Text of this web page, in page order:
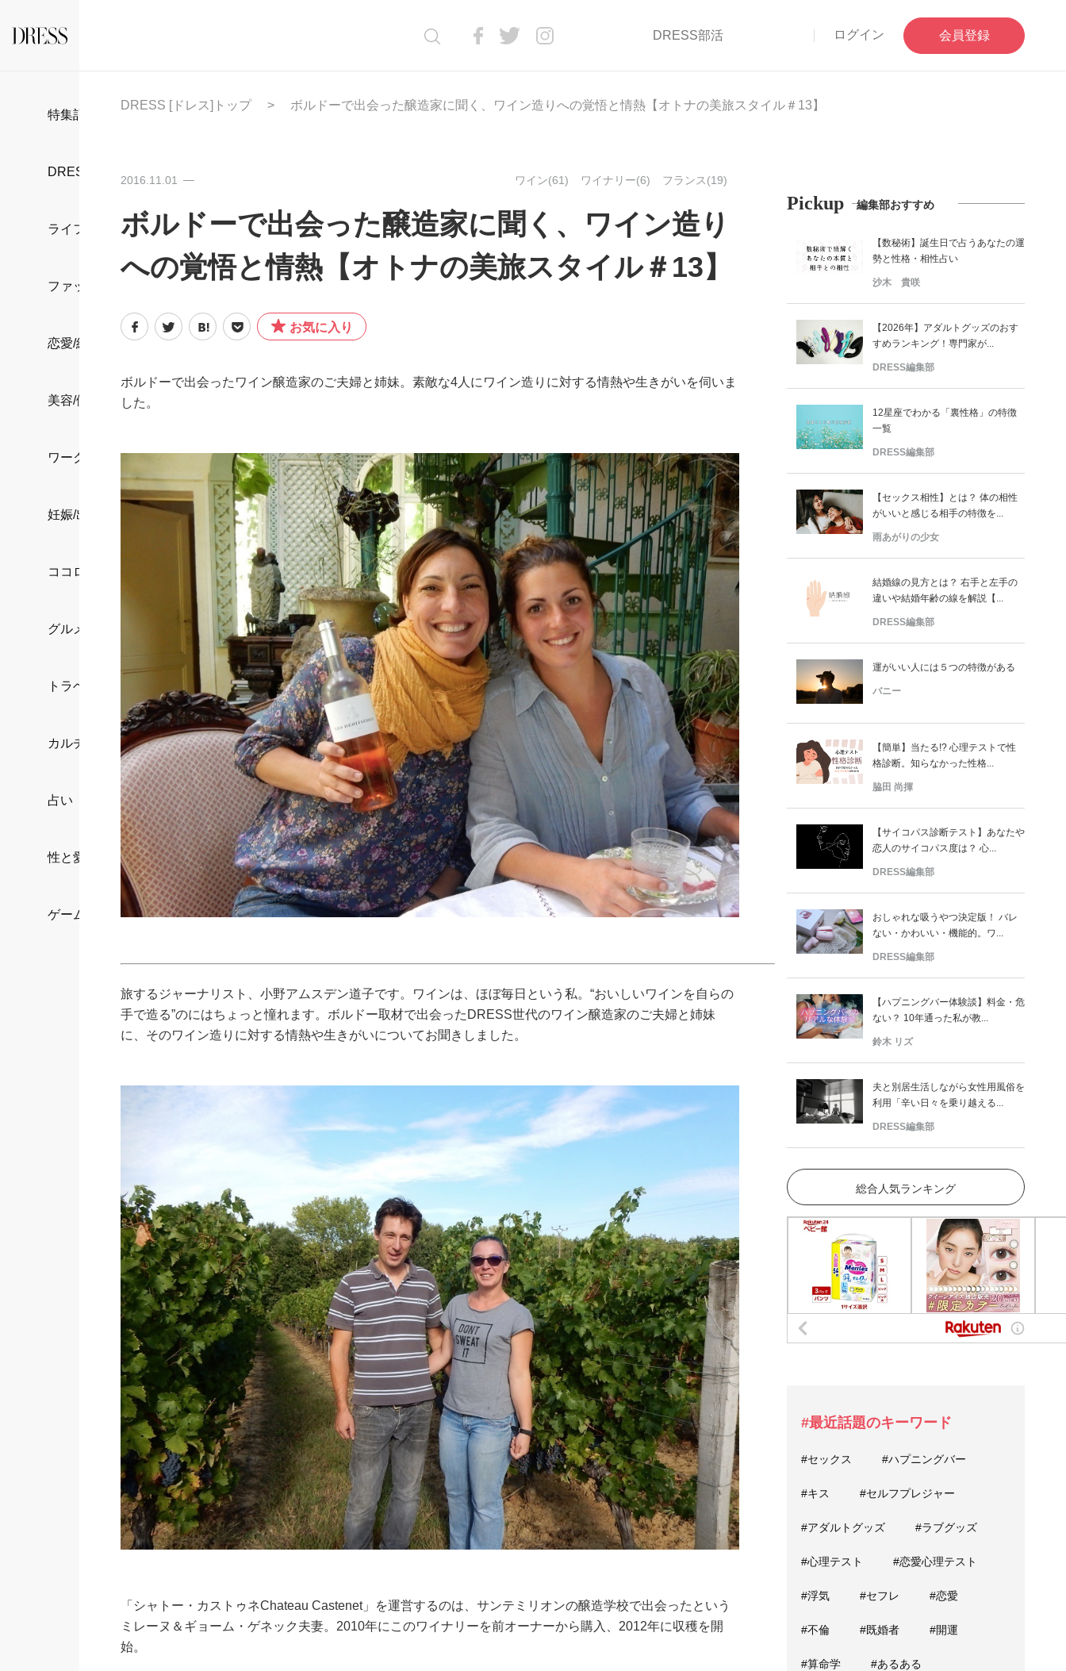
DRESS部活 ログイン 会員登録
特集記事
DRESS部活
ライフスタイル
ファッション
恋愛/結婚/離婚
美容/健康
ワークスタイル
妊娠/出産/家族
ココロ/カラダ
グルメ
トラベル
カルチャー/エンタメ
占い
性と愛
ゲーム
DRESS [ドレス]トップ ボルドーで出会った醸造家に聞く、ワイン造りへの覚悟と情熱【オトナの美旅スタイル＃13】
2016.11.01 ワイン(61) ワイナリー(6) フランス(19)
ボルドーで出会った醸造家に聞く、ワイン造り
への覚悟と情熱【オトナの美旅スタイル＃13】
お気に入り
ボルドーで出会ったワイン醸造家のご夫婦と姉妹。素敵な4人にワイン造りに対する情熱や生きがいを伺いま
した。
旅するジャーナリスト、小野アムスデン道子です。ワインは、ほぼ毎日という私。“おいしいワインを自らの
手で造る”のにはちょっと憧れます。ボルドー取材で出会ったDRESS世代のワイン醸造家のご夫婦と姉妹
に、そのワイン造りに対する情熱や生きがいについてお聞きしました。
「シャトー・カストゥネChateau Castenet」を運営するのは、サンテミリオンの醸造学校で出会ったという
ミレーヌ＆ギョーム・ゲネック夫妻。2010年にこのワイナリーを前オーナーから購入、2012年に収穫を開
始。
Pickup 編集部おすすめ
【数秘術】誕生日で占うあなたの運
勢と性格・相性占い
沙木 貴咲
【2026年】アダルトグッズのおす
すめランキング！専門家が...
DRESS編集部
12星座でわかる「裏性格」の特徴
一覧
DRESS編集部
【セックス相性】とは？ 体の相性
がいいと感じる相手の特徴を...
雨あがりの少女
結婚線の見方とは？ 右手と左手の
違いや結婚年齢の線を解説【...
DRESS編集部
運がいい人には５つの特徴がある
バニー
【簡単】当たる!? 心理テストで性
格診断。知らなかった性格...
脇田 尚揮
【サイコパス診断テスト】あなたや
恋人のサイコパス度は？ 心...
DRESS編集部
おしゃれな吸うやつ決定版！ バレ
ない・かわいい・機能的。ワ...
DRESS編集部
【ハプニングバー体験談】料金・危
ない？ 10年通った私が教...
鈴木 リズ
夫と別居生活しながら女性用風俗を
利用「辛い日々を乗り越える...
DRESS編集部
総合人気ランキング
#最近話題のキーワード
#セックス #ハプニングバー
#キス #セルフプレジャー
#アダルトグッズ #ラブグッズ
#心理テスト #恋愛心理テスト
#浮気 #セフレ #恋愛
#不倫 #既婚者 #開運
#算命学 #あるある